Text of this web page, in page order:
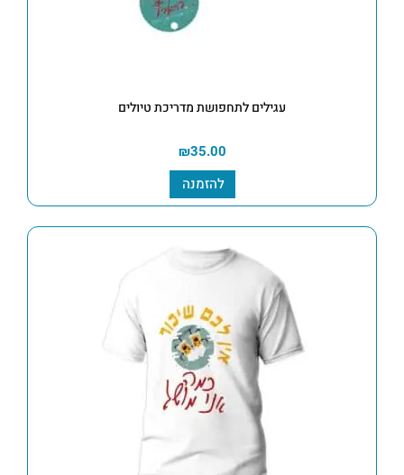
עגילים לתחפושת מדריכת טיולים
₪35.00
להזמנה